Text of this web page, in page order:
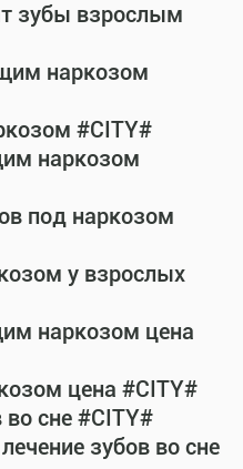
зубы взрослым
наркозом
#CITY#
наркозом
под наркозом
у взрослых
наркозом цена
цена #CITY#
во сне #CITY#
зубов во сне